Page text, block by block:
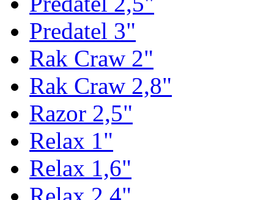
Predatel 3"
Rak Craw 2"
Rak Craw 2,8"
Razor 2,5"
Relax 1"
Relax 1,6"